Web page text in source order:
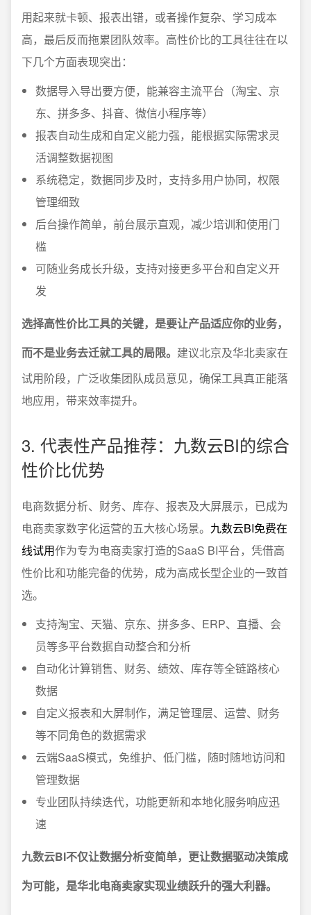
用起来就卡顿、报表出错，或者操作复杂、学习成本
高，最后反而拖累团队效率。高性价比的工具往往在以
下几个方面表现突出：
数据导入导出要方便，能兼容主流平台（淘宝、京
东、拼多多、抖音、微信小程序等）
报表自动生成和自定义能力强，能根据实际需求灵
活调整数据视图
系统稳定，数据同步及时，支持多用户协同，权限
管理细致
后台操作简单，前台展示直观，减少培训和使用门
槛
可随业务成长升级，支持对接更多平台和自定义开
发
选择高性价比工具的关键，是要让产品适应你的业务，
而不是业务去迁就工具的局限。 建议北京及华北卖家在
试用阶段，广泛收集团队成员意见，确保工具真正能落
地应用，带来效率提升。
3. 代表性产品推荐：九数云BI的综合
性价比优势
电商数据分析、财务、库存、报表及大屏展示，已成为
电商卖家数字化运营的五大核心场景。 九数云BI免费在
线试用作为专为电商卖家打造的SaaS BI平台，凭借高
性价比和功能完备的优势，成为高成长型企业的一致首
选。
支持淘宝、天猫、京东、拼多多、ERP、直播、会
员等多平台数据自动整合和分析
自动化计算销售、财务、绩效、库存等全链路核心
数据
自定义报表和大屏制作，满足管理层、运营、财务
等不同角色的数据需求
云端SaaS模式，免维护、低门槛，随时随地访问和
管理数据
专业团队持续迭代，功能更新和本地化服务响应迅
速
九数云BI不仅让数据分析变简单，更让数据驱动决策成
为可能，是华北电商卖家实现业绩跃升的强大利器。